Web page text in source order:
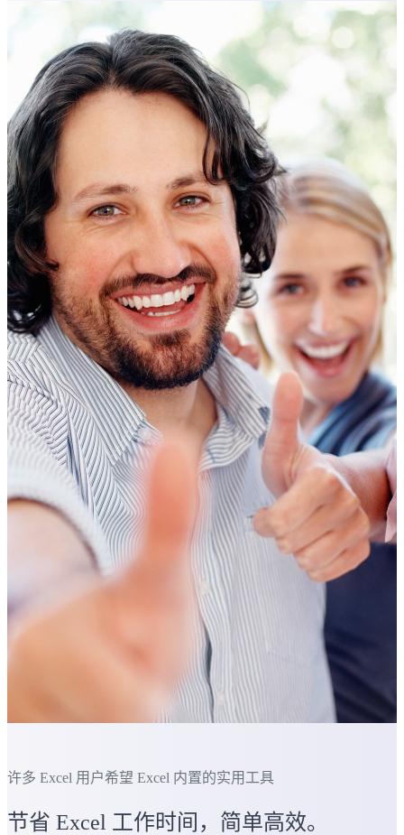
许多 Excel 用户希望 Excel 内置的实用工具
节省 Excel 工作时间，简单高效。